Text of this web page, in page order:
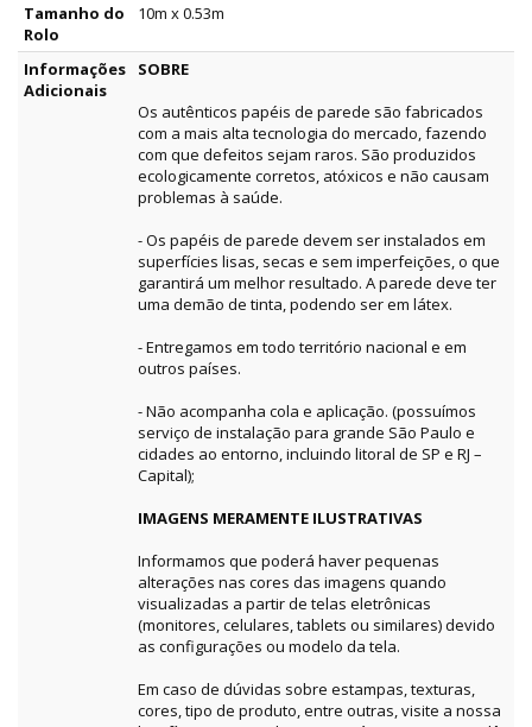
Tamanho do
Rolo
10m x 0.53m
Informações
Adicionais
SOBRE
Os autênticos papéis de parede são fabricados
com a mais alta tecnologia do mercado, fazendo
com que defeitos sejam raros. São produzidos
ecologicamente corretos, atóxicos e não causam
problemas à saúde.
- Os papéis de parede devem ser instalados em
superfícies lisas, secas e sem imperfeições, o que
garantirá um melhor resultado. A parede deve ter
uma demão de tinta, podendo ser em látex.
- Entregamos em todo território nacional e em
outros países.
- Não acompanha cola e aplicação. (possuímos
serviço de instalação para grande São Paulo e
cidades ao entorno, incluindo litoral de SP e RJ –
Capital);
IMAGENS MERAMENTE ILUSTRATIVAS
Informamos que poderá haver pequenas
alterações nas cores das imagens quando
visualizadas a partir de telas eletrônicas
(monitores, celulares, tablets ou similares) devido
as configurações ou modelo da tela.
Em caso de dúvidas sobre estampas, texturas,
cores, tipo de produto, entre outras, visite a nossa